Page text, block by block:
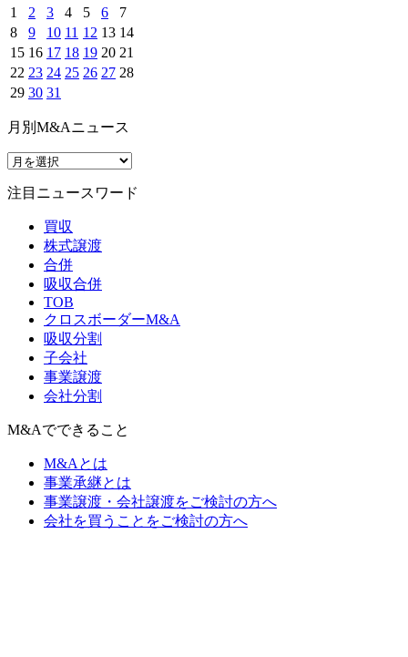
1
2 3 4 5 6
7
8
9 10 11 12 13 14
15 16 17 18 19 20 21
22 23 24 25 26 27 28
29 30 31
月別M&Aニュース
注目ニュースワード
買収
株式譲渡
合併
吸収合併
TOB
クロスボーダーM&A
吸収分割
子会社
事業譲渡
会社分割
M&Aでできること
M&Aとは
事業承継とは
事業譲渡・会社譲渡をご検討の方へ
会社を買うことをご検討の方へ